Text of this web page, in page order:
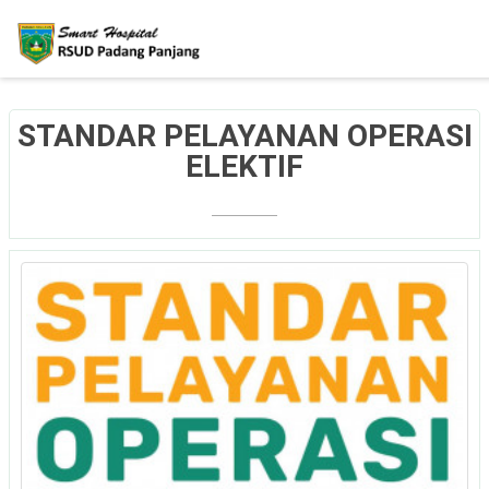
STANDAR PELAYANAN OPERASI
ELEKTIF